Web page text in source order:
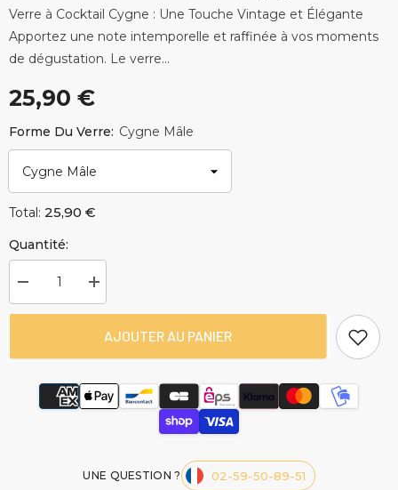
Verre à Cocktail Cygne : Une Touche Vintage et Élégante
Apportez une note intemporelle et raffinée à vos moments
de dégustation. Le verre...
25,90 €
Forme Du Verre: Cygne Mâle
Total: 25,90 €
Quantité:
Diminuer
la
quantité
Cygne
Augmenter
la
quantité
Verre
Cygne
AJOUTER AU PANIER
UNE QUESTION ? 02-59-50-89-51